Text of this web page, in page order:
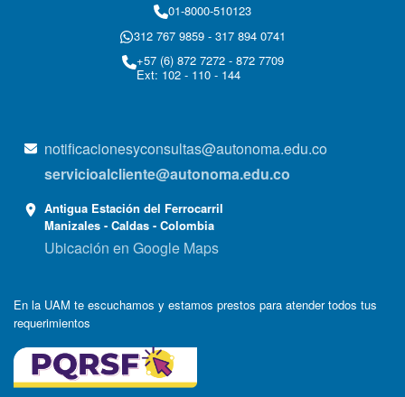
01-8000-510123
312 767 9859 - 317 894 0741
+57 (6) 872 7272 - 872 7709
Ext: 102 - 110 - 144
notificacionesyconsultas@autonoma.edu.co
servicioalcliente@autonoma.edu.co
Antigua Estación del Ferrocarril
Manizales - Caldas - Colombia
Ubicación en Google Maps
En la UAM te escuchamos y estamos prestos para atender todos tus
requerimientos